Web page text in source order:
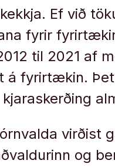
Ef við
fyrir
til 2021 af
á fyrirtækin.
virðist
og